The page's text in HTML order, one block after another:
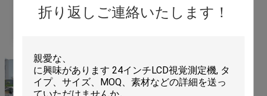
折り返しご連絡いたします！